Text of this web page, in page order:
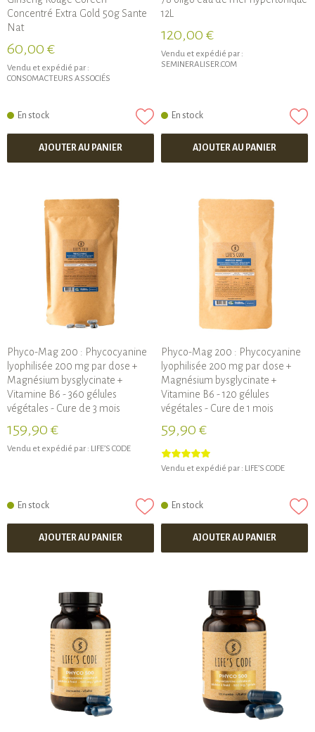
Concentré Extra Gold 50g Sante
Nat
60,00 €
Vendu et expédié par :
CONSOMACTEURS ASSOCIÉS
En stock
AJOUTER AU PANIER
12L
120,00 €
Vendu et expédié par :
SEMINERALISER.COM
En stock
AJOUTER AU PANIER
Phyco-Mag 200 : Phycocyanine
lyophilisée 200 mg par dose +
Magnésium bysglycinate +
Vitamine B6 - 360 gélules
végétales - Cure de 3 mois
159,90 €
Vendu et expédié par : LIFE’S CODE
En stock
AJOUTER AU PANIER
Phyco-Mag 200 : Phycocyanine
lyophilisée 200 mg par dose +
Magnésium bysglycinate +
Vitamine B6 - 120 gélules
végétales - Cure de 1 mois
59,90 €
Vendu et expédié par : LIFE’S CODE
En stock
AJOUTER AU PANIER